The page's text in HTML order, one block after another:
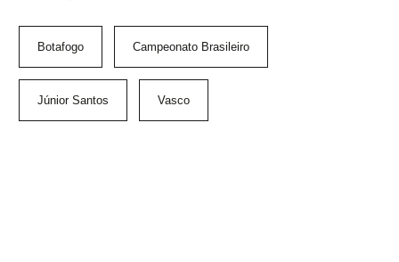
Botafogo Campeonato Brasileiro
Júnior Santos Vasco